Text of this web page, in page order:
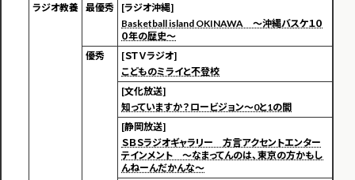
ラジオ教養 最優秀
[ラジオ沖縄]
Basketball island OKINAWA ～沖縄バスケ１０
０年の歴史～
優秀
[ＳＴＶラジオ]
こどものミライと不登校
[文化放送]
知っていますか？ロービジョン～0と1の間
[静岡放送]
ＳＢＳラジオギャラリー 方言アクセントエンター
テインメント ～なまってんのは、東京の方かもし
んねーんだかんな～